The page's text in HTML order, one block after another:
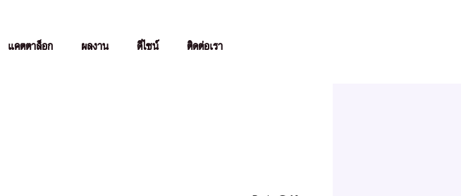
แคตตาล็อก ผลงาน ดีไซน์ ติดต่อเรา